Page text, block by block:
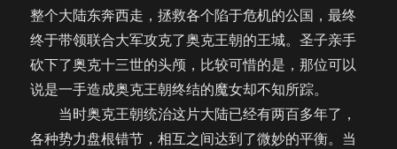
整个大陆东奔西走，拯救各个陷于危机的公国，最终
终于带领联合大军攻克了奥克王朝的王城。圣子亲手
砍下了奥克十三世的头颅，比较可惜的是，那位可以
说是一手造成奥克王朝终结的魔女却不知所踪。
当时奥克王朝统治这片大陆已经有两百多年了，
各种势力盘根错节，相互之间达到了微妙的平衡。当